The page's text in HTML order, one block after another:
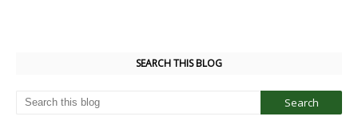
SEARCH THIS BLOG